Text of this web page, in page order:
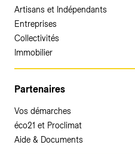
Artisans et Indépendants
Entreprises
Collectivités
Immobilier
Partenaires
Vos démarches
éco21 et Proclimat
Aide & Documents